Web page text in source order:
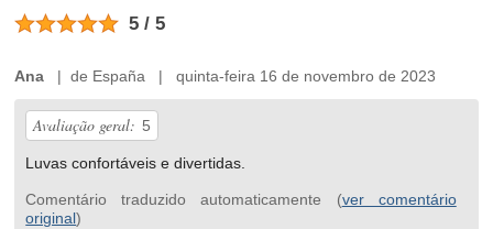
5 / 5
Ana | de España | quinta-feira 16 de novembro de 2023
Avaliação geral: 5
Luvas confortáveis e divertidas.
Comentário traduzido automaticamente (ver comentário
original)